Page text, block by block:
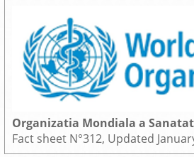
Organizatia Mondiala a
Fact sheet N°312, Updated